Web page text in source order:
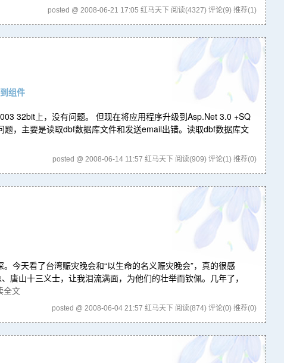
posted @ 2008-06-21 17:05 红马天下 阅读(4327) 评论(9) 推荐(1)
组件
32bit上，没有问题。 但现在将应用程序升级到Asp.Net 3.0 +SQ
，主要是读取dbf数据库文件和发送email出错。读取dbf数据库文
posted @ 2008-06-14 11:57 红马天下 阅读(909) 评论(1) 推荐(0)
今天看了台湾赈灾晚会和“以生命的名义赈灾晚会”，真的很感
山十三义士，让我泪流满面，为他们的壮举而钦佩。几年了，
全文
posted @ 2008-06-04 21:57 红马天下 阅读(874) 评论(0) 推荐(0)